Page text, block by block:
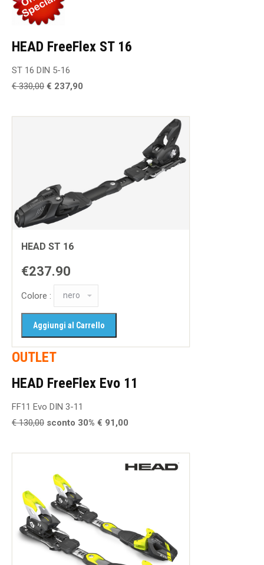
HEAD FreeFlex ST 16
ST 16 DIN 5-16
€ 330,00 € 237,90
HEAD ST 16
€237.90
Colore :
OUTLET
HEAD FreeFlex Evo 11
FF11 Evo DIN 3-11
€ 130,00 sconto 30% € 91,00